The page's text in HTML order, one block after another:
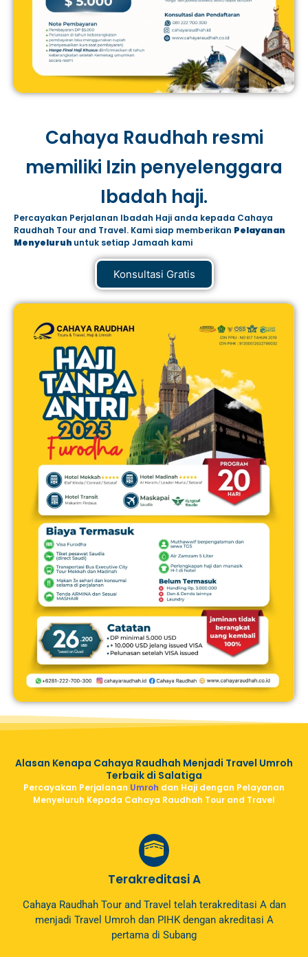
Cahaya Raudhah resmi
memiliki Izin penyelenggara
Ibadah haji.
Percayakan Perjalanan Ibadah Haji anda kepada Cahaya
Raudhah Tour and Travel. Kami siap memberikan Pelayanan
Menyeluruh untuk setiap Jamaah kami
Konsultasi Gratis
Alasan Kenapa Cahaya Raudhah Menjadi Travel Umroh
Terbaik di Salatiga
Percayakan Perjalanan Umroh dan Haji dengan Pelayanan
Menyeluruh Kepada Cahaya Raudhah Tour and Travel
Terakreditasi A
Cahaya Raudhah Tour and Travel telah terakreditasi A dan
menjadi Travel Umroh dan PIHK dengan akreditasi A
pertama di Subang